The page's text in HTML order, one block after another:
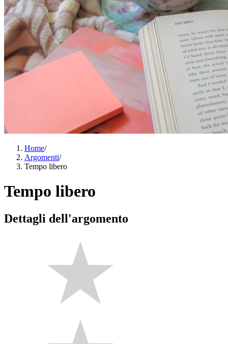
Home/
Argomenti/
Tempo libero
Tempo libero
Dettagli dell'argomento